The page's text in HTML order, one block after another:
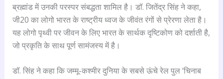
ब्रह्मांड में उनकी परस्पर संबद्धता शामिल है। डॉ. जितेंद्र सिंह ने कहा,
जी20 का लोगो भारत के राष्ट्रीय ध्वज के जीवंत रंगों से प्रेरणा लेता है।
यह लोगो पृथ्वी पर जीवन के लिए भारत के सार्थक दृष्टिकोण को दर्शाती है,
जो प्रकृति के साथ पूर्ण सामंजस्य में है।
डॉ. सिंह ने कहा कि जम्मू-कश्मीर दुनिया के सबसे ऊंचे रेल पुल ‘चिनाब